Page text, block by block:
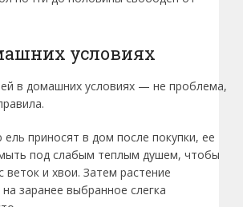
условиях
в домашних условиях — не проблема,
приносят в дом после покупки, ее
под слабым теплым душем, чтобы
и хвои. Затем растение
заранее выбранное слегка